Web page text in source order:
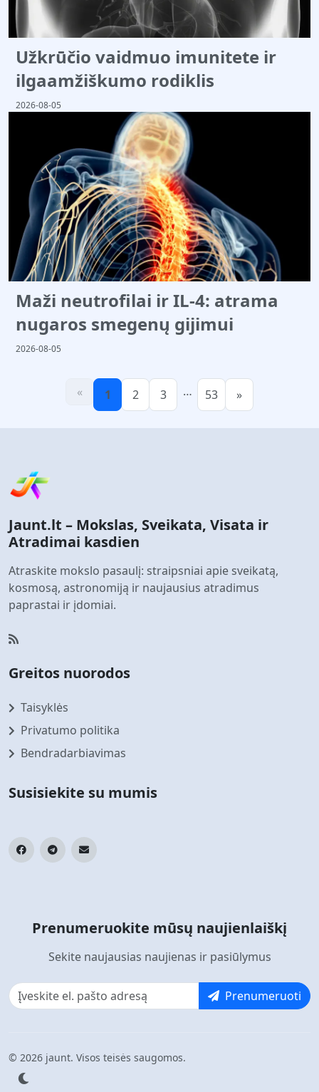
Užkrūčio vaidmuo imunitete ir
ilgaamžiškumo rodiklis
2026-08-05
Maži neutrofilai ir IL-4: atrama
nugaros smegenų gijimui
2026-08-05
« 1 2 3 … 53 »
Jaunt.lt – Mokslas, Sveikata, Visata ir
Atradimai kasdien
Atraskite mokslo pasaulį: straipsniai apie sveikatą,
kosmosą, astronomiją ir naujausius atradimus
paprastai ir įdomiai.
Greitos nuorodos
Taisyklės
Privatumo politika
Bendradarbiavimas
Susisiekite su mumis
Prenumeruokite mūsų naujienlaiškį
Sekite naujausias naujienas ir pasiūlymus
Prenumeruoti
© 2026 jaunt. Visos teisės saugomos.